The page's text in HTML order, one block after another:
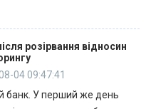
розірвання відносин
04 09:47:41
банк. У перший же день